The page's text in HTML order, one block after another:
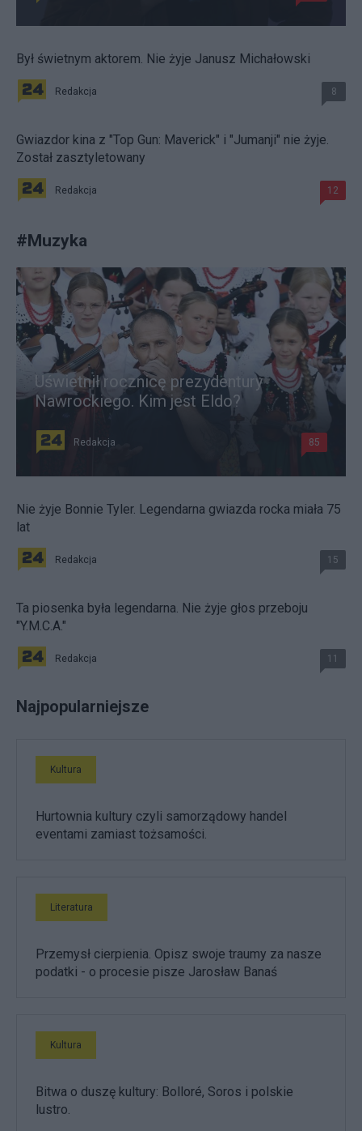
Był świetnym aktorem. Nie żyje Janusz Michałowski
Redakcja 8
Gwiazdor kina z "Top Gun: Maverick" i "Jumanji" nie żyje.
Został zasztyletowany
Redakcja 12
#Muzyka
Uświetnił rocznicę prezydentury
Nawrockiego. Kim jest Eldo?
Redakcja 85
Nie żyje Bonnie Tyler. Legendarna gwiazda rocka miała 75
lat
Redakcja 15
Ta piosenka była legendarna. Nie żyje głos przeboju
"Y.M.C.A."
Redakcja 11
Najpopularniejsze
Kultura
Hurtownia kultury czyli samorządowy handel
eventami zamiast tożsamości.
Literatura
Przemysł cierpienia. Opisz swoje traumy za nasze
podatki - o procesie pisze Jarosław Banaś
Kultura
Bitwa o duszę kultury: Bolloré, Soros i polskie
lustro.